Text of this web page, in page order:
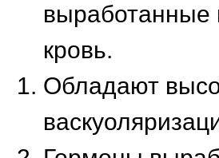
выработанные
кровь.
Обладают